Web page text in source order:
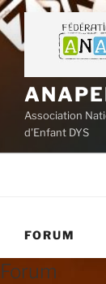
Aller
au
contenu
Association
d'Enfant DYS
FORUM
Forum